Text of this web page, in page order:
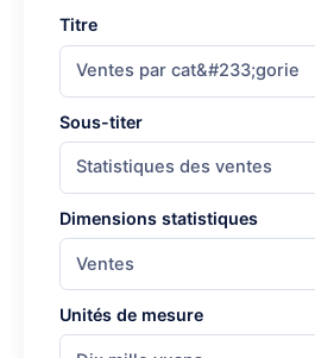
Titre
Sous-titer
Dimensions statistiques
Unités de mesure